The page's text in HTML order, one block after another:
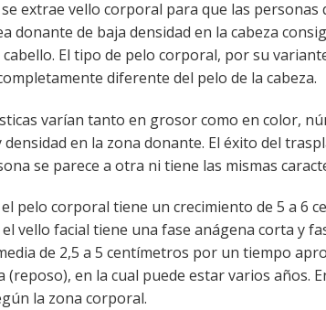
extrae vello corporal para que las personas
donante de baja densidad en la cabeza
El tipo de pelo corporal, por su
diferente del pelo de la cabeza.
varían tanto en grosor como en color,
en la zona donante. El éxito del
se parece a otra ni tiene las mismas
pelo corporal tiene un crecimiento de 5 a 6
vello facial tiene una fase anágena corta y
de 2,5 a 5 centímetros por un tiempo
(reposo), en la cual puede estar varios años.
la zona corporal.